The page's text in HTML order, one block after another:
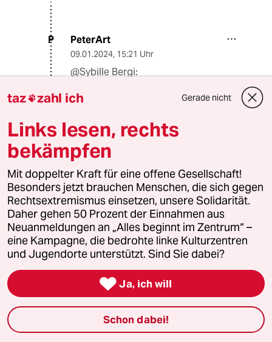
P PeterArt
09.01.2024, 15:21 Uhr
@Sybille Bergi:
gewählten Volksvertretern richtet
Wählen Sie andere, wenn Sie nicht
zufrieden sind. Deutschland ist keine
Diktatur.
meistkommentiert
1 Krise der Demokratie
AfD-Wählen als Triebabfuhr
2 Streit um Rente mit 63
Passgenauer Populismus
taz zahl ich Gerade nicht
Links lesen, rechts
bekämpfen
Mit doppelter Kraft für eine offene Gesellschaft!
Besonders jetzt brauchen Menschen, die sich gegen
Rechtsextremismus einsetzen, unsere Solidarität.
Daher gehen 50 Prozent der Einnahmen aus
Neuanmeldungen an „Alles beginnt im Zentrum“ –
eine Kampagne, die bedrohte linke Kulturzentren
und Jugendorte unterstützt. Sind Sie dabei?
 Ja, ich will
Schon dabei!